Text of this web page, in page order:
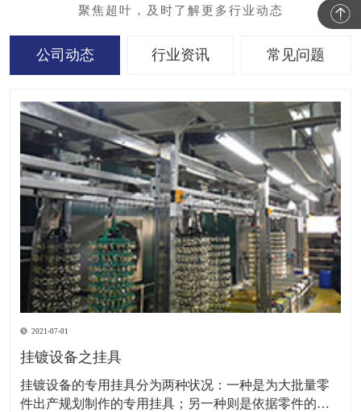
公司动态 行业资讯 常见问题
2021-07-01
挂镀设备之挂具
挂镀设备的专用挂具分为两种状况：一种是为大批量零
件出产规划制作的专用挂具；另一种则是依据零件的复